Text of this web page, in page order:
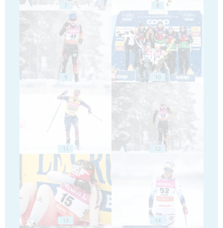
7 8
9 10
11 12
13 14